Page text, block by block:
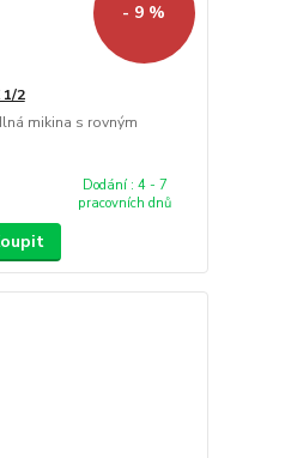
- 9 %
1/2
mikina s rovným
Dodání : 4 - 7
pracovních dnů